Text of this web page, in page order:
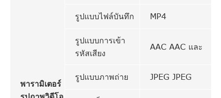
พารามิเตอร์
รูปแบบไฟล์บันทึก MP4
รูปแบบการเข้า
รหัสเสียง
AAC AAC และ
รูปแบบภาพถ่าย JPEG JPEG